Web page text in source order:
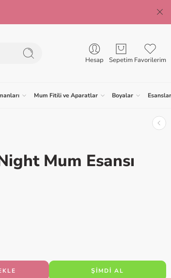
Hesap Sepetim Favorilerim
Mum Fitili ve Aparatlar Boyalar Esanslar
Mum Esansı
ŞIMDI AL